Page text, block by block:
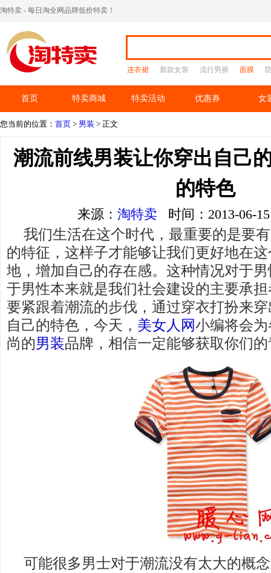
淘特卖 - 每日淘全网品牌低价特卖！
连衣裙 新款女装 流行男裤 面膜
首页 特卖商城 特卖活动 优惠券 女
您当前的位置： 首页 > 男装 > 正文
潮流前线男装让你穿出自己
的特色
来源： 淘特卖 时间：2013-06-
我们生活在这个时代，最重要的是要
的特征，这样子才能够让我们更好地在
地，增加自己的存在感。这种情况对于
于男性本来就是我们社会建设的主要承
要紧跟着潮流的步伐，通过穿衣打扮来
自己的特色，今天， 美女人网小编将会
尚的男装品牌，相信一定能够获取你们
可能很多男士对于潮流没有太大的概